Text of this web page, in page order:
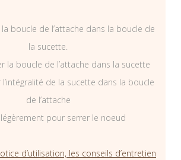
boucle de l’attache dans la boucle de
la sucette.
la boucle de l’attache dans la sucette
l’intégralité de la sucette dans la boucle
de l’attache
pour serrer le noeud
d’utilisation, les conseils d’entretien